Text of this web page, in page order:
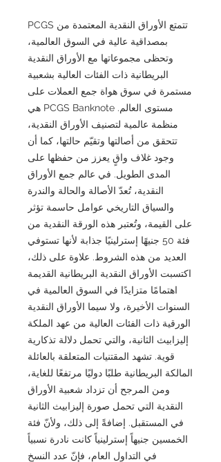
تتمتع الأوراق النقدية المعتمدة من PCGS
بمصداقية عالية في السوق العالمية،
وتحظى مجموعاتها مع الأوراق النقدية
البريطانية ذات الفئات العالية بشعبية
مستمرة في سوق هواة جمع العملات على
مستوى العالم. PCGS Banknote هي
منظمة عالمية لتصنيف الأوراق النقدية،
تتحقق من أصالتها وتقيّم حالتها، كما أن
وجود غلاف واقٍ يعزز من حفظها على
المدى الطويل. في عالم جمع الأوراق
النقدية، تُعدّ الأصالة والحالة والندرة
والسياق التاريخي عوامل حاسمة تؤثر
على القيمة، وتُعتبر هذه الورقة النقدية من
فئة 50 جنيهًا إسترلينيًا جذابة لأنها تستوفي
العديد من هذه الشروط. علاوة على ذلك،
اكتسبت الأوراق النقدية البريطانية القديمة
اهتمامًا متزايدًا في السوق العالمية في
السنوات الأخيرة، ولا سيما الأوراق النقدية
الورقية ذات الفئات العالية من عهد الملكة
إليزابيث الثانية، والتي تحمل دلالة تذكارية
قوية. تشهد المقتنيات المتعلقة بالعائلة
المالكة البريطانية طلبًا دوليًا مرتفعًا للغاية،
ومن المرجح أن تزداد شعبية الأوراق
النقدية التي تحمل صورة إليزابيث الثانية
في المستقبل. إضافةً إلى ذلك، ولأنّ فئة
الخمسين جنيهاً إسترلينياً كانت نادرة نسبياً
في التداول العام، فإنّ عدد النسخ